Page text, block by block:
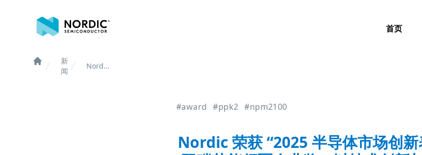
首页
Home
新
闻
Nordic
#award #ppk2 #npm2100
Nordic 荣获 “2025 半导体市场创新